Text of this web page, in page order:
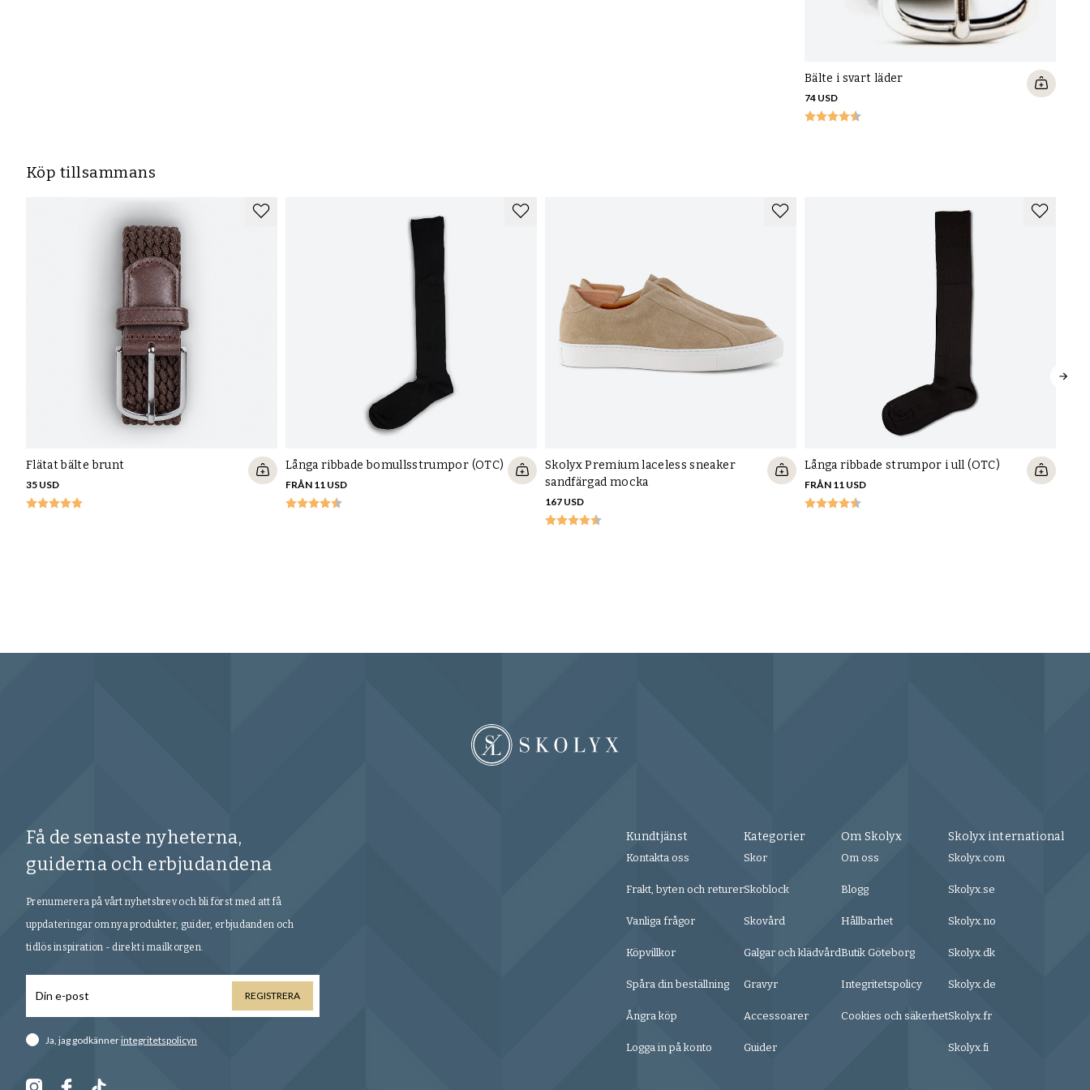
Bälte i svart läder
74 USD
Köp tillsammans
Flätat bälte brunt
35 USD
Långa ribbade bomullsstrumpor (OTC)
FRÅN 11 USD
Skolyx Premium laceless sneaker
sandfärgad mocka
167 USD
Långa ribbade strumpor i ull (OTC)
FRÅN 11 USD
Få de senaste nyheterna,
guiderna och erbjudandena
Prenumerera på vårt nyhetsbrev och bli först med att få
uppdateringar om nya produkter, guider, erbjudanden och
tidlös inspiration - direkt i mailkorgen.
REGISTRERA
Ja, jag godkännerintegritetspolicyn
Kundtjänst
Kontakta oss
Frakt, byten och returer
Vanliga frågor
Köpvillkor
Spåra din beställning
Ångra köp
Logga in på konto
Kategorier
Skor
Skoblock
Skovård
Galgar och klädvård
Gravyr
Accessoarer
Guider
Om Skolyx
Om oss
Blogg
Hållbarhet
Butik Göteborg
Integritetspolicy
Cookies och säkerhet
Skolyx international
Skolyx.com
Skolyx.se
Skolyx.no
Skolyx.dk
Skolyx.de
Skolyx.fr
Skolyx.fi